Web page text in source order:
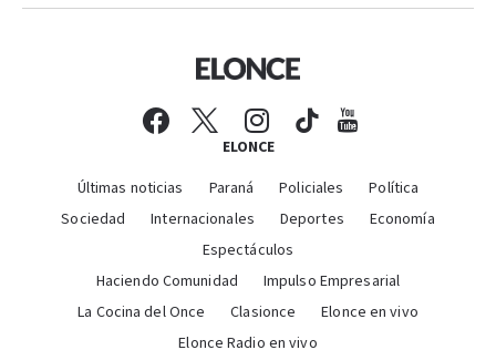
ELONCE
Últimas noticias Paraná Policiales
Política
Sociedad
Internacionales Deportes
Economía
Espectáculos
Haciendo Comunidad
Impulso Empresarial
La Cocina del Once
Clasionce
Elonce en vivo
Elonce Radio en vivo